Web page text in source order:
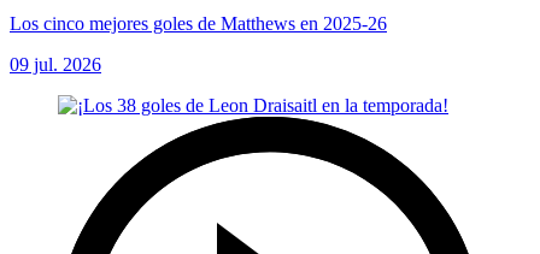
Los cinco mejores goles de Matthews en 2025-26
09 jul. 2026